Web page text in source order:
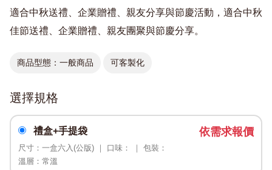
適合中秋送禮、企業贈禮、親友分享與節慶活動，適合中秋
佳節送禮、企業贈禮、親友團聚與節慶分享。
商品型態：一般商品 可客製化
選擇規格
禮盒+手提袋
尺寸：一盒六入(公版) ｜ 口味： ｜ 包裝：
溫層：常溫
依需求報價